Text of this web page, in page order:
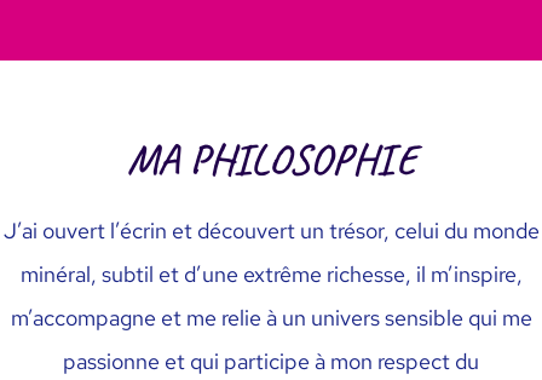
MA PHILOSOPHIE
J’ai ouvert l’écrin et découvert un trésor, celui du monde
minéral, subtil et d’une extrême richesse, il m’inspire,
m’accompagne et me relie à un univers sensible qui me
passionne et qui participe à mon respect du